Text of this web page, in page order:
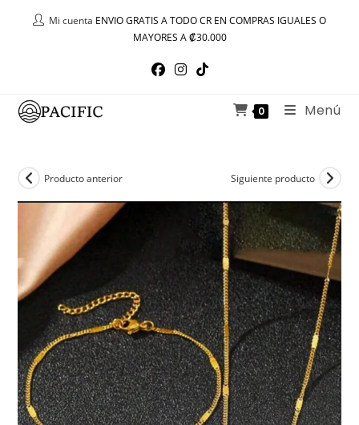
Mi cuenta ENVIO GRATIS A TODO CR EN COMPRAS IGUALES O
MAYORES A ₡30.000
0 Menú
Producto anterior Siguiente producto